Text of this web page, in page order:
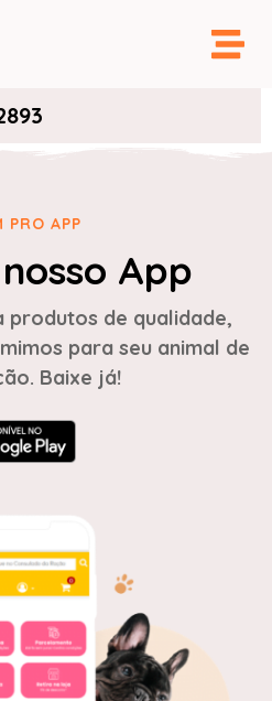
PRO APP
App
produtos de qualidade,
para seu animal de
Baixe já!